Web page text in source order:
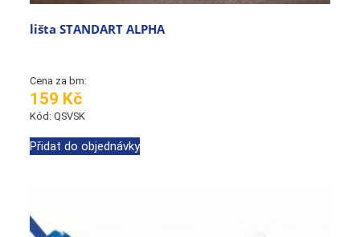
lišta STANDART ALPHA
Cena za bm:
159 Kč
Kód: QSVSK
Přidat do objednávky